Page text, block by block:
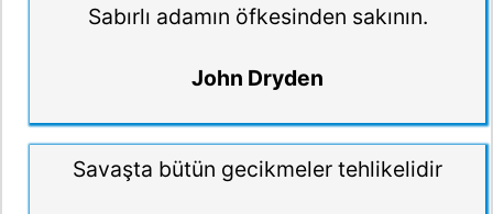
Sabırlı adamın öfkesinden sakının.
John Dryden
Savaşta bütün gecikmeler tehlikelidir